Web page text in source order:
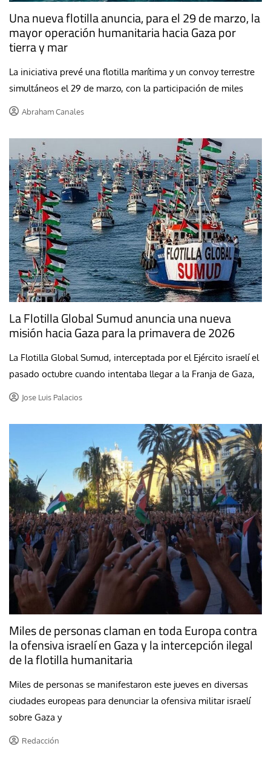
Una nueva flotilla anuncia, para el 29 de marzo, la
mayor operación humanitaria hacia Gaza por
tierra y mar
La iniciativa prevé una flotilla marítima y un convoy terrestre
simultáneos el 29 de marzo, con la participación de miles
Abraham Canales
La Flotilla Global Sumud anuncia una nueva
misión hacia Gaza para la primavera de 2026
La Flotilla Global Sumud, interceptada por el Ejército israelí el
pasado octubre cuando intentaba llegar a la Franja de Gaza,
Jose Luis Palacios
Miles de personas claman en toda Europa contra
la ofensiva israelí en Gaza y la intercepción ilegal
de la flotilla humanitaria
Miles de personas se manifestaron este jueves en diversas
ciudades europeas para denunciar la ofensiva militar israelí
sobre Gaza y
Redacción